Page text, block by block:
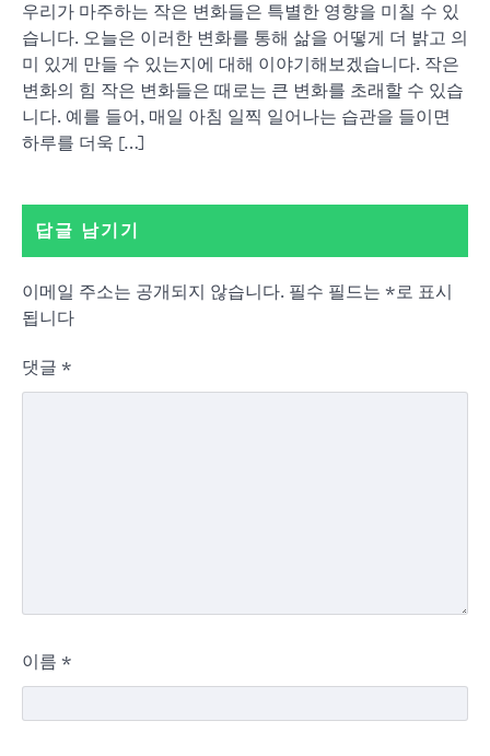
우리가 마주하는 작은 변화들은 특별한 영향을 미칠 수 있
습니다. 오늘은 이러한 변화를 통해 삶을 어떻게 더 밝고 의
미 있게 만들 수 있는지에 대해 이야기해보겠습니다. 작은
변화의 힘 작은 변화들은 때로는 큰 변화를 초래할 수 있습
니다. 예를 들어, 매일 아침 일찍 일어나는 습관을 들이면
하루를 더욱 […]
답글 남기기
이메일 주소는 공개되지 않습니다. 필수 필드는 *로 표시
됩니다
댓글 *
이름 *